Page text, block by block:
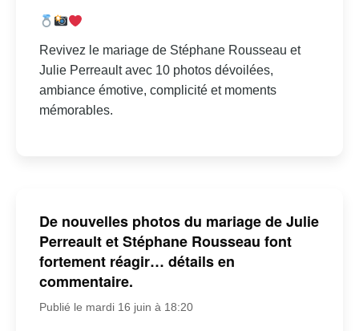
Revivez le mariage de Stéphane Rousseau et
Julie Perreault avec 10 photos dévoilées,
ambiance émotive, complicité et moments
mémorables.
De nouvelles photos du mariage de Julie
Perreault et Stéphane Rousseau font
fortement réagir… détails en
commentaire.
Publié le mardi 16 juin à 18:20